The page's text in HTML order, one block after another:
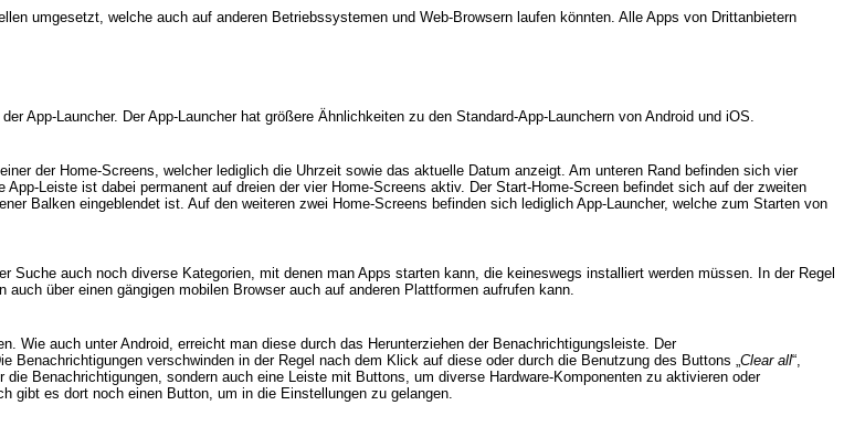
umgesetzt, welche auch auf anderen Betriebssystemen und Web-Browsern laufen könnten. Alle Apps von Drittanbietern
App-Launcher. Der App-Launcher hat größere Ähnlichkeiten zu den Standard-App-Launchern von Android und iOS.
der Home-Screens, welcher lediglich die Uhrzeit sowie das aktuelle Datum anzeigt. Am unteren Rand befinden sich vier
Leiste ist dabei permanent auf dreien der vier Home-Screens aktiv. Der Start-Home-Screen befindet sich auf der zweiten
Balken eingeblendet ist. Auf den weiteren zwei Home-Screens befinden sich lediglich App-Launcher, welche zum Starten von
auch noch diverse Kategorien, mit denen man Apps starten kann, die keineswegs installiert werden müssen. In der Regel
über einen gängigen mobilen Browser auch auf anderen Plattformen aufrufen kann.
Wie auch unter Android, erreicht man diese durch das Herunterziehen der Benachrichtigungsleiste. Der
verschwinden in der Regel nach dem Klick auf diese oder durch die Benutzung des Buttons „Clear all“,
Benachrichtigungen, sondern auch eine Leiste mit Buttons, um diverse Hardware-Komponenten zu aktivieren oder
gibt es dort noch einen Button, um in die Einstellungen zu gelangen.